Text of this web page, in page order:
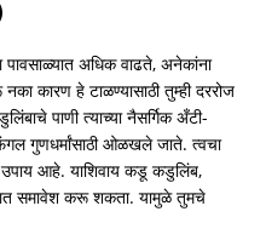
अधिक वाढते, अनेकांना
कारण हे टाळण्यासाठी तुम्ही दररोज
पाणी त्याच्या नैसर्गिक अँटी-
गुणधर्मांसाठी ओळखले जाते. त्वचा
उपाय आहे. याशिवाय कडू कडुलिंब,
समावेश करू शकता. यामुळे तुमचे